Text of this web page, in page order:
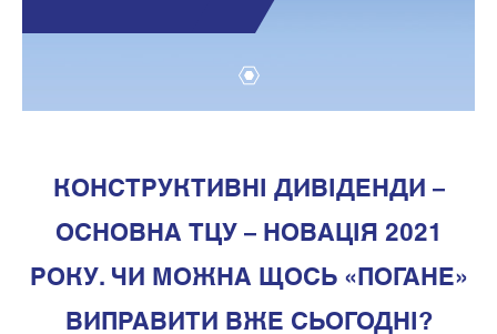
КОНСТРУКТИВНІ ДИВІДЕНДИ –
ОСНОВНА ТЦУ – НОВАЦІЯ 2021
РОКУ. ЧИ МОЖНА ЩОСЬ «ПОГАНЕ»
ВИПРАВИТИ ВЖЕ СЬОГОДНІ?